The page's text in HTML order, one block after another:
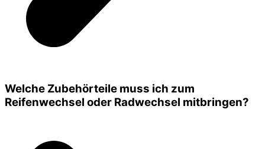
Welche Zubehörteile muss ich zum
Reifenwechsel oder Radwechsel mitbringen?